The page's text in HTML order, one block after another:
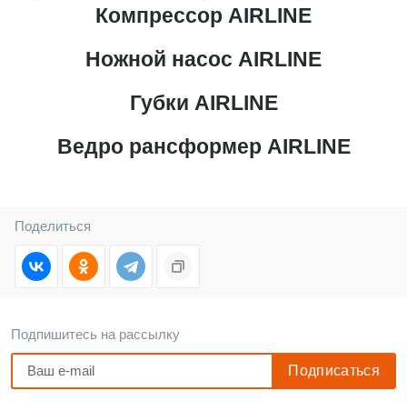
Компрессор AIRLINE
Ножной насос AIRLINE
Губки AIRLINE
Ведро рансформер AIRLINE
Поделиться
Подпишитесь на рассылку